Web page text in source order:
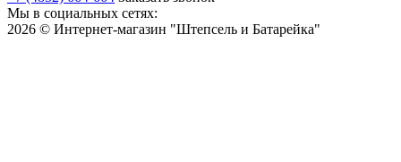
Мы в социальных сетях:
2026 © Интернет-магазин "Штепсель и Батарейка"